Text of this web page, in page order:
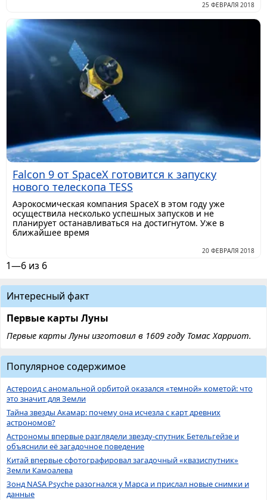
25 ФЕВРАЛЯ 2018
Falcon 9 от SpaceX готовится к запуску
нового телескопа TESS
Аэрокосмическая компания SpaceX в этом году уже
осуществила несколько успешных запусков и не
планирует останавливаться на достигнутом. Уже в
ближайшее время
20 ФЕВРАЛЯ 2018
1—6 из 6
Интересный факт
Первые карты Луны
Первые карты Луны изготовил в 1609 году Томас Харриот.
Популярное содержимое
Астероид с аномальной орбитой оказался «темной» кометой: что
это значит для Земли
Тайна звезды Акамар: почему она исчезла с карт древних
астрономов?
Астрономы впервые разглядели звезду-спутник Бетельгейзе и
объяснили её загадочное поведение
Китай впервые сфотографировал загадочный «квазиспутник»
Земли Камоалева
Зонд NASA Psyche разогнался у Марса и прислал новые снимки и
данные